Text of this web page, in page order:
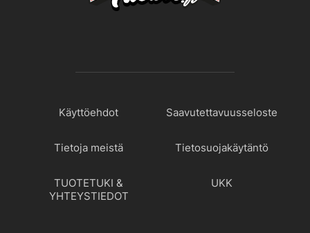
Käyttöehdot Saavutettavuusseloste
Tietoja meistä Tietosuojakäytäntö
TUOTETUKI &
YHTEYSTIEDOT
UKK